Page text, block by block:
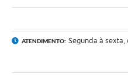
ATENDIMENTO: Segunda à sexta,